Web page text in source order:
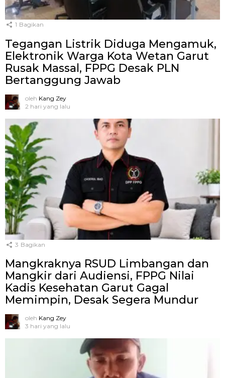
1 Bagikan
Tegangan Listrik Diduga Mengamuk,
Elektronik Warga Kota Wetan Garut
Rusak Massal, FPPG Desak PLN
Bertanggung Jawab
oleh Kang Zey
2 hari yang lalu
3 Bagikan
Mangkraknya RSUD Limbangan dan
Mangkir dari Audiensi, FPPG Nilai
Kadis Kesehatan Garut Gagal
Memimpin, Desak Segera Mundur
oleh Kang Zey
3 hari yang lalu